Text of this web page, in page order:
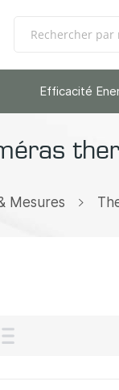
Efficacité
Mesures